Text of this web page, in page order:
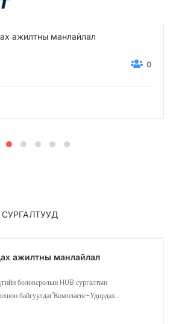
ажилтны манлайлал
0
ажилтны манлайлал
боловсролын HUB сургалтын
байгуулдаг"Комплаенс-Удирдах...